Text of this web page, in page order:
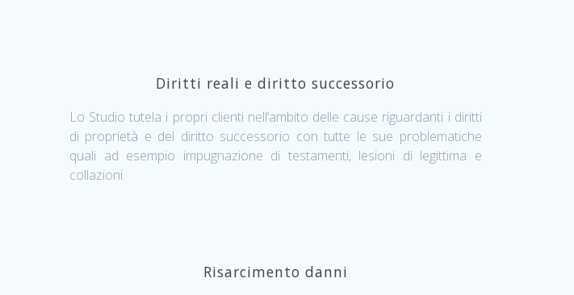
Diritti reali e diritto successorio
Lo Studio tutela i propri clienti nell’ambito delle cause riguardanti i diritti
di proprietà e del diritto successorio con tutte le sue problematiche
quali ad esempio impugnazione di testamenti, lesioni di legittima e
collazioni.
Risarcimento danni